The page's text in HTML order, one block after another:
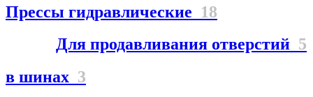
Прессы гидравлические 18
Для продавливания отверстий 5
в шинах 3